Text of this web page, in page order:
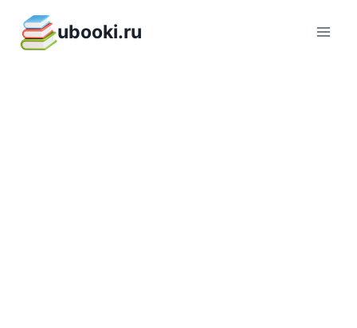
содержимому
ubooki.ru